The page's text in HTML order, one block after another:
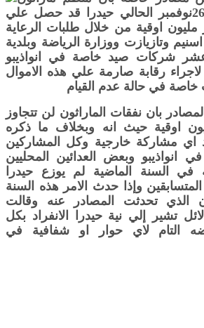
انواذيبو المقرر يوم 26نوفمبر الحالي حيدرا قد حصل علي
اوقية من خلال طلبات الرعاية
وتازيازت ووزارة الرياضة وبلدية
عشر شركات صيد خاصة في انواذيبو
رقابة صارمة علي هذه الاموال
خاصة في حالة عدم القيام
بان نفقات الماراثون لن تتجاوز
اوقية حيث انه وبخلاف ما ذكره
اي مشاركة خارجية وكل المشاركين
انواذيبو وبعض العدائين المحليين
في السنة الماضية لم يوزع حيدرا
وإذا حدث الامر هذه السنة
الذي تحدثت المصادر عنه وقالت
تشير إلي نية حيدرا الانفراد بكل
التام لاي حوار او شفافية في